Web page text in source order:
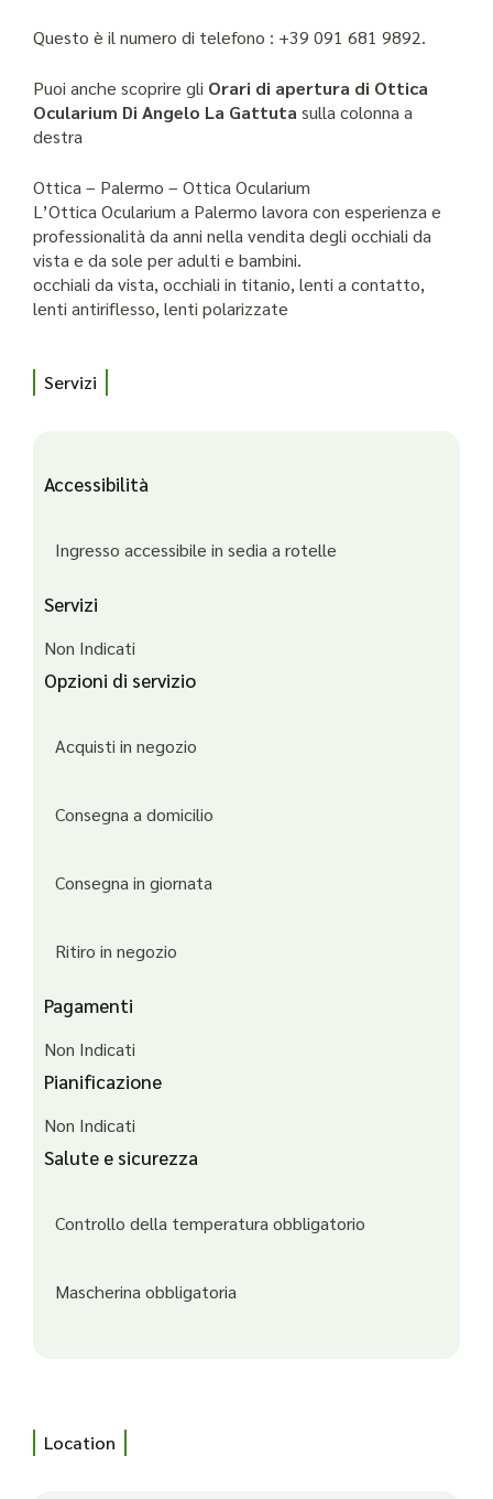
Questo è il numero di telefono : +39 091 681 9892.
Puoi anche scoprire gli Orari di apertura di Ottica
Ocularium Di Angelo La Gattutasulla colonna a
destra
Ottica – Palermo – Ottica Ocularium
L’Ottica Ocularium a Palermo lavora con esperienza e
professionalità da anni nella vendita degli occhiali da
vista e da sole per adulti e bambini.
occhiali da vista, occhiali in titanio, lenti a contatto,
lenti antiriflesso, lenti polarizzate
Servizi
Accessibilità
Ingresso accessibile in sedia a rotelle
Servizi
Non Indicati
Opzioni di servizio
Acquisti in negozio
Consegna a domicilio
Consegna in giornata
Ritiro in negozio
Pagamenti
Non Indicati
Pianificazione
Non Indicati
Salute e sicurezza
Controllo della temperatura obbligatorio
Mascherina obbligatoria
Location